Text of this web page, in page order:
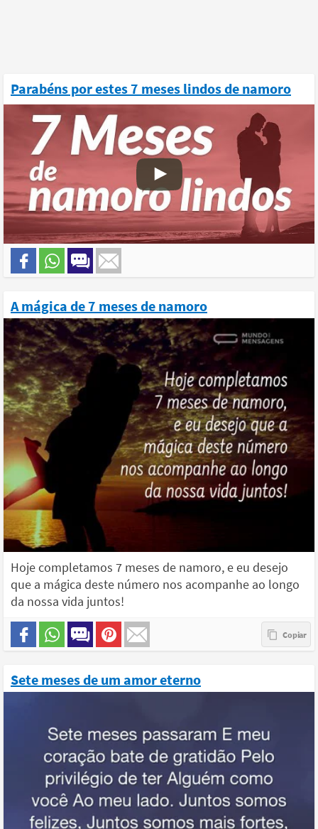
Parabéns por estes 7 meses lindos de namoro
A mágica de 7 meses de namoro
Hoje completamos 7 meses de namoro, e eu desejo
que a mágica deste número nos acompanhe ao longo
da nossa vida juntos!
Sete meses de um amor eterno